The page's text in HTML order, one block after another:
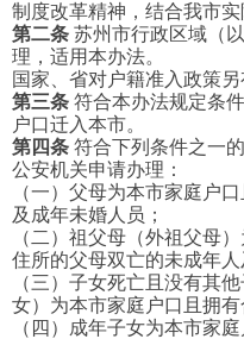
制度改革精神，结合我市实
第二条 苏州市行政区域（
理，适用本办法。
国家、省对户籍准入政策另
第三条 符合本办法规定条
户口迁入本市。
第四条 符合下列条件之一
公安机关申请办理：
（一）父母为本市家庭户
及成年未婚人员；
（二）祖父母（外祖父母
住所的父母双亡的未成年人
（三）子女死亡且没有其
女）为本市家庭户口且拥有
（四）成年子女为本市家